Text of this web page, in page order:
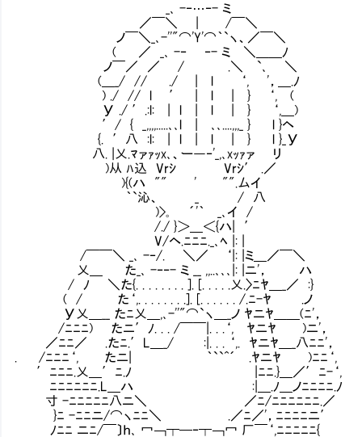
_､ -‐…‐- ミ
／￣＼ | /￣＼
ノ￣＼_､-''"⌒'Y'⌒｀`ヽ、／￣＼
( ／ _､ -‐ ‐- ミ ＼＿＿ﾉ
ノ￣／ ／ / .＼ `､ ＼
(＿_/ // ./ | l ‘, '，＿.ﾉ
) ./ // l ′ | l | } ‘, (
У ./ ′.:l: | l | l | } ‘,＿)
′/ { _,,,,.....､､l | ､､....,,,_ } l }ヘ
{. ′八 :l: | l | l | } l }_У
八. |乂.ﾏァｧｯx､、ー―‐'_,､xｯｧァ リ パーフ
)从 ﾊ込 Vrｼ Vrｼ′ .／
){(ハ "" ' "".厶イ
｀`沁、 _ / 八
)>｡ ´'｀ _､イ /
/./ }＞＿＜{ハ| ′
V/ヘ.ﾆﾆﾆ._､ﾍ |: |
/￣￣＼ _､ -‐/. ＼／ ‘|: |ミ＿／￣＼
乂＿ た_､ -‐‐- ミ __ ,,..､､､|: |ニ'， ハ
/ ﾉ ＼た{. . . . . . . . ]. [. . . . .乂.〉ﾆﾔ＿_／ :}
( / た‘,. . . . . . . .]. [. . . . . . /.ﾆ-ﾔ .ノ
У乂＿__ たﾆ乂＿,､-''"⌒`ヽ＿_ノ ﾔニﾔ＿＿(ﾆ'，
/ﾆﾆﾆ) たニ′ﾉ. . . /￣￣|. . .‘, ﾔニﾔ )ニ'，
／ﾆﾆ／ .たﾆ.′L＿_/ :|. . . ‘,. ﾔニﾔ＿_八ﾆﾆ'，
. /ﾆﾆﾆ‘, たニ| ｀``^´ .ﾔニﾔ )ﾆﾆ‘,
′ﾆﾆﾆ.乂＿′ﾆ.ﾉ |ﾆﾆ.}＿／′ﾆ-‘,
Ⅵﾆﾆﾆﾆﾆﾆ.L＿ハ :|＿.ﾉ＿ノﾆﾆﾆﾆ.ﾉ
寸 -ﾆﾆﾆﾆﾆ八ニ＼ ／ﾆ/ﾆﾆﾆﾆﾆﾆ.／
}ﾆ -ﾆﾆニ/⌒ヽﾆﾆ＼ .／ﾆ／'，ﾆﾆﾆﾆニ′
ﾉﾆﾆ ニﾆ/￣〕ｈ､ 冖￢┯─‐┯￢冖 厂￣‘,ﾆﾆﾆﾆﾆ{